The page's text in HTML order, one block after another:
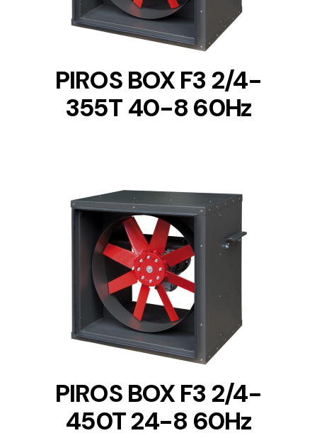
PIROS BOX F3 2/4-
355T 40-8 60Hz
DETAILS
PIROS BOX F3 2/4-
450T 24-8 60Hz